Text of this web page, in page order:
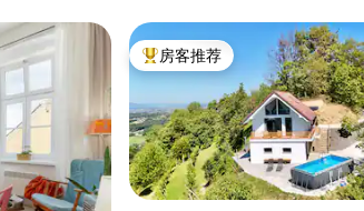
热门「房客推荐」
房客推荐